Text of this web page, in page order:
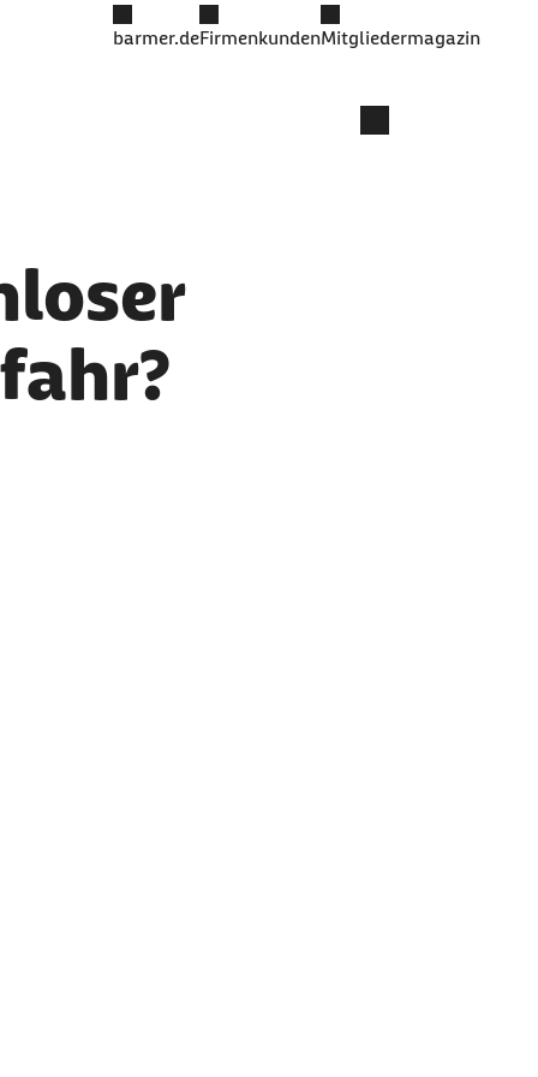
barmer.deFirmenkundenMitgliedermagazin